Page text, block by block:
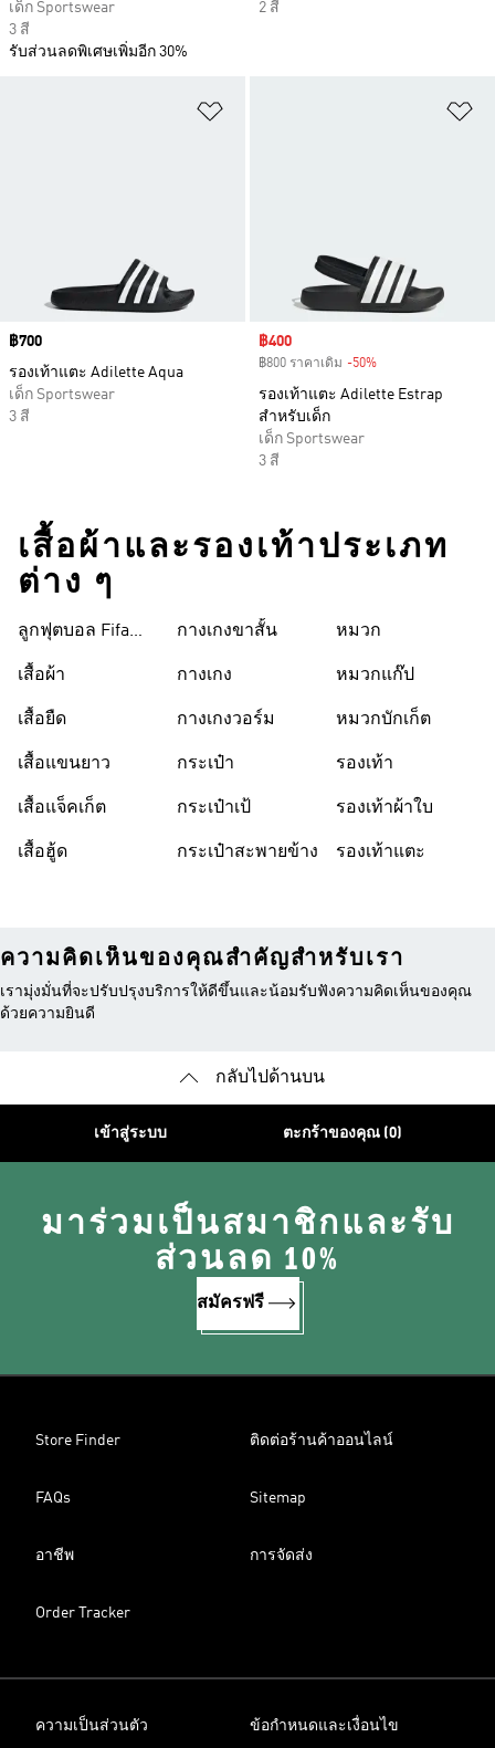
เด็ก Sportswear
3 สี
รับส่วนลดพิเศษเพิ่มอีก 30%
2 สี
Price
฿700
รองเท้าแตะ Adilette Aqua
เด็ก Sportswear
3 สี
Sale price
฿400
฿800 ราคาเดิม -50%
รองเท้าแตะ Adilette Estrap
สำหรับเด็ก
เด็ก Sportswear
3 สี
เสื้อผ้าและรองเท้าประเภท
ต่าง ๆ
ลูกฟุตบอล Fifa
เสื้อผ้า
เสื้อยืด
เสื้อแขนยาว
เสื้อแจ็คเก็ต
เสื้อฮู้ด
กางเกงขาสั้น
กางเกง
กางเกงวอร์ม
กระเป๋า
กระเป๋าเป้
กระเป๋าสะพายข้าง
หมวก
หมวกแก๊ป
หมวกบักเก็ต
รองเท้า
รองเท้าผ้าใบ
รองเท้าแตะ
ความคิดเห็นของคุณสำคัญสำหรับเรา
เรามุ่งมั่นที่จะปรับปรุงบริการให้ดีขึ้นและน้อมรับฟังความคิดเห็นของคุณ
ด้วยความยินดี
กลับไปด้านบน
เข้าสู่ระบบ ตะกร้าของคุณ (0)
มาร่วมเป็นสมาชิกและรับ
ส่วนลด 10%
สมัครฟรี
Store Finder ติดต่อร้านค้าออนไลน์
FAQs Sitemap
อาชีพ การจัดส่ง
Order Tracker
ความเป็นส่วนตัว ข้อกำหนดและเงื่อนไข